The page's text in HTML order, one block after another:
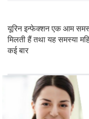
यूरिन इन्फेक्शन एक आम
मिलती हैं तथा यह समस्या
कई बार
Continue Reading